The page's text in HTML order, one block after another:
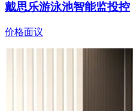
戴思乐游泳池智能监投控
价格面议